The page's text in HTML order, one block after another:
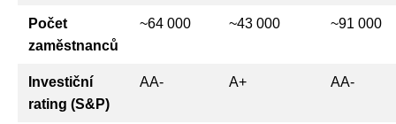
Počet
zaměstnanců
~64 000 ~43 000 ~91 000
Investiční
rating (S&P)
AA- A+ AA-